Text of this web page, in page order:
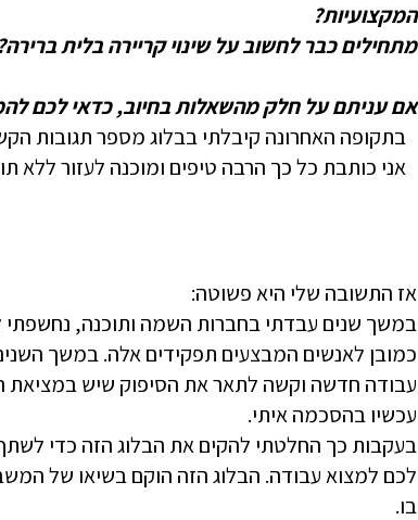
המקצועיות?
מתחילים כבר לחשוב על שינוי קריירה בלית
אם עניתם על חלק מהשאלות בחיוב, כדאי לכם
בתקופה האחרונה קיבלתי בבלוג מספר תגובות
אני כותבת כל כך הרבה טיפים ומוכנה לעזור ללא
אז התשובה שלי היא פשוטה:
במשך שנים עבדתי בחברות השמה ותוכנה, נחשפתי
כמובן לאנשים המבצעים תפקידים אלה. במשך
עבודה חדשה וקשה לתאר את הסיפוק שיש במציאת
עכשיו בהסכמה איתי.
בעקבות כך החלטתי להקים את הבלוג הזה כדי
לכם למצוא עבודה. הבלוג הזה הוקם בשיאו של
בו.